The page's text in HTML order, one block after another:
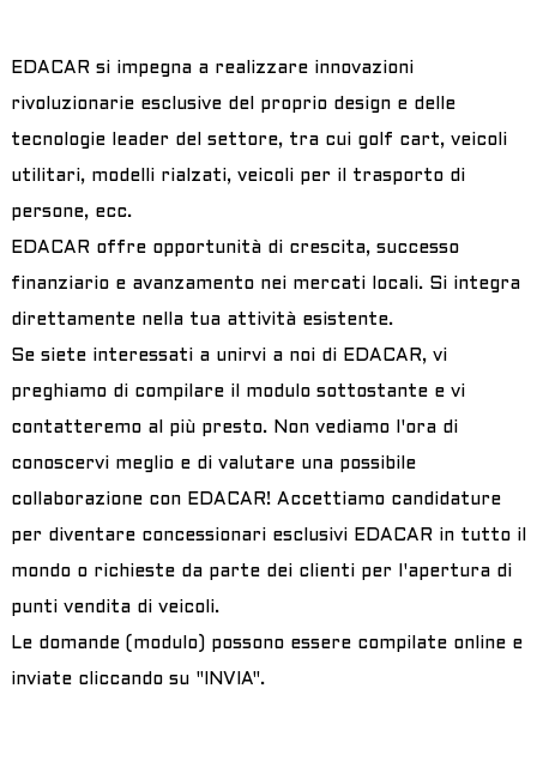
EDACAR si impegna a realizzare innovazioni
rivoluzionarie esclusive del proprio design e delle
tecnologie leader del settore, tra cui golf cart, veicoli
utilitari, modelli rialzati, veicoli per il trasporto di
persone, ecc.
EDACAR offre opportunità di crescita, successo
finanziario e avanzamento nei mercati locali. Si integra
direttamente nella tua attività esistente.
Se siete interessati a unirvi a noi di EDACAR, vi
preghiamo di compilare il modulo sottostante e vi
contatteremo al più presto. Non vediamo l'ora di
conoscervi meglio e di valutare una possibile
collaborazione con EDACAR! Accettiamo candidature
per diventare concessionari esclusivi EDACAR in tutto il
mondo o richieste da parte dei clienti per l'apertura di
punti vendita di veicoli.
Le domande (modulo) possono essere compilate online e
inviate cliccando su "INVIA".